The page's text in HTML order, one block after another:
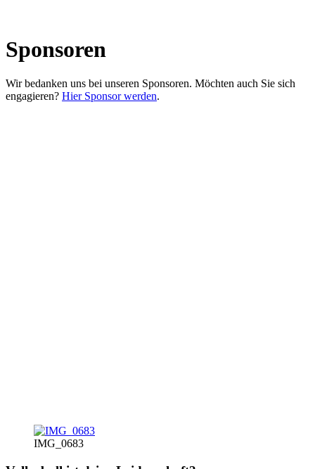
Sponsoren
Wir bedanken uns bei unseren Sponsoren. Möchten auch Sie sich
engagieren? Hier Sponsor werden.
IMG_0683